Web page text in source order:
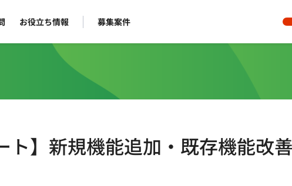
お役立ち情報 募集案件
ト】新規機能追加・既存機能改